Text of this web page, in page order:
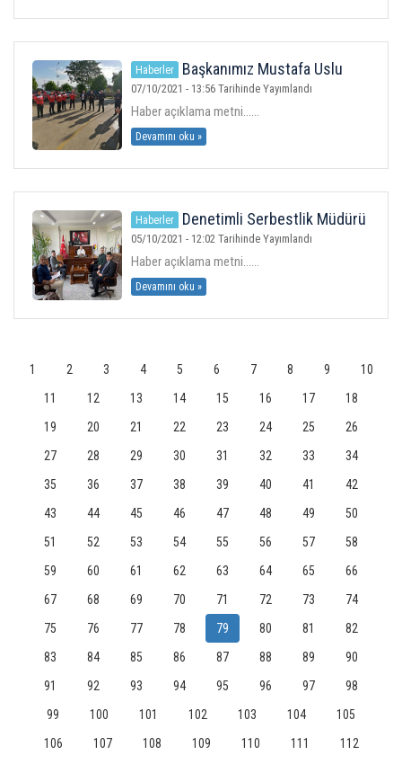
Haberler
Başkanımız Mustafa Uslu
itfaiyeciler haftası kapsamında nöbet
değişimi törenine katıldı.
07/10/2021 - 13:56 Tarihinde Yayımlandı
Haber açıklama metni......
Devamını oku »
Haberler
Denetimli Serbestlik Müdürü
Serdar Erdoğan ve Denetimli
Serbestlik Şefi İlyas Çelebi
Başkanımız Mustafa Uslu yu ziyaret
etti.
05/10/2021 - 12:02 Tarihinde Yayımlandı
Haber açıklama metni......
Devamını oku »
1 2 3 4 5 6 7 8 9
10
11
12 13 14 15 16 17
18
19
20 21 22 23 24 25
26
27
28 29 30 31 32 33
34
35
36 37 38 39 40 41
42
43
44 45 46 47 48 49
50
51
52 53 54 55 56 57
58
59
60 61 62 63 64 65
66
67
68 69 70 71 72 73
74
75
76 77 78 79 80 81
82
83
84 85 86 87 88 89
90
91
92 93 94 95 96 97
98
99
100 101 102 103 104
105
106
107 108 109 110 111
112